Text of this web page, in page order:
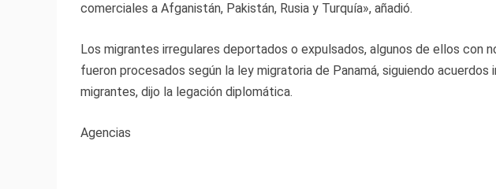
comerciales a Afganistán, Pakistán, Rusia y Turquía», añadió.
Los migrantes irregulares deportados o expulsados, algunos de ellos con
fueron procesados según la ley migratoria de Panamá, siguiendo
migrantes, dijo la legación diplomática.
Agencias